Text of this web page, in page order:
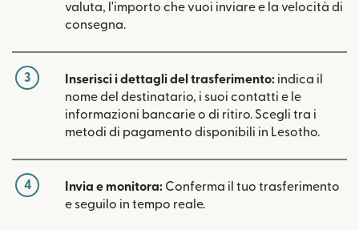
valuta, l'importo che vuoi inviare e la velocità di
consegna.
3 Inserisci i dettagli del trasferimento: indica il
nome del destinatario, i suoi contatti e le
informazioni bancarie o di ritiro. Scegli tra i
metodi di pagamento disponibili in Lesotho.
4 Invia e monitora: Conferma il tuo trasferimento
e seguilo in tempo reale.